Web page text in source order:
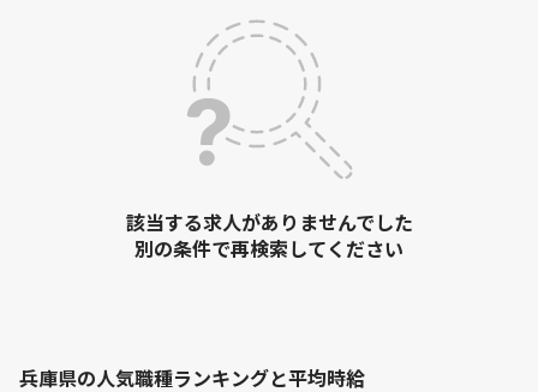
該当する求人がありませんでした
別の条件で再検索してください
兵庫県の人気職種ランキングと平均時給